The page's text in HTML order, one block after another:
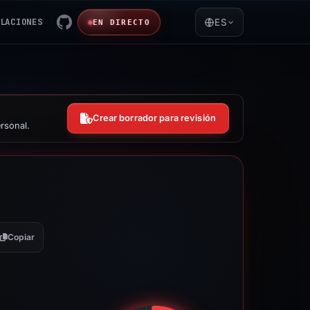
EN DIRECTO ES
Crear borrador para revisión
Copiar